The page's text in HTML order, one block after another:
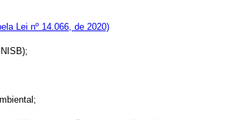
Lei nº 14.066, de 2020)